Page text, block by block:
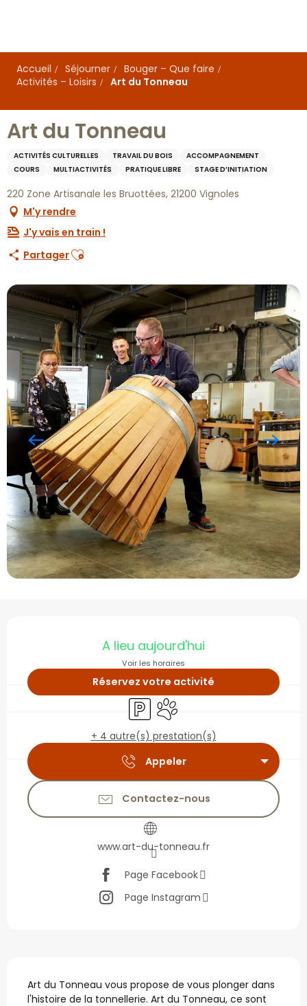
principal
Accueil
Séjourner
Bouger – Que faire
Activités – Loisirs
Art du Tonneau
Art du Tonneau
ACTIVITÉS CULTURELLES TRAVAIL DU BOIS
ACCOMPAGNEMENT
COURS
MULTIACTIVITÉS PRATIQUE LIBRE STAGE D’INITIATION
220 Zone Artisanale les Bruottées, 21200 Vignoles
M'y rendre
J'y vais en train !
PartagerAjouter aux favoris
Ouverture et
A lieu aujourd'hui
Voir les horaires
Réservez votre activité
ParkingAnimaux acceptés
+ 4 autre(s) prestation(s)
Appeler
Contactez-nous
www.art-du-tonneau.fr
Page Facebook
Page Instagram
Description
Art du Tonneau vous propose de vous plonger dans
l'histoire de la tonnellerie. Art du Tonneau, ce sont